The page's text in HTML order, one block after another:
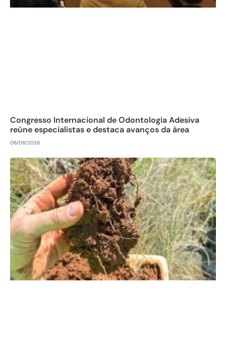
Congresso Internacional de Odontologia Adesiva
reúne especialistas e destaca avanços da área
06/08/2026